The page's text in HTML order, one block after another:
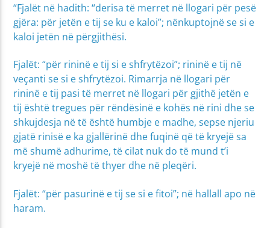
“Fjalët në hadith: “derisa të merret në llogari për pesë
gjëra: për jetën e tij se ku e kaloi”; nënkuptojnë se si e
kaloi jetën në përgjithësi.
Fjalët: “për rininë e tij si e shfrytëzoi”; rininë e tij në
veçanti se si e shfrytëzoi. Rimarrja në llogari për
rininë e tij pasi të merret në llogari për gjithë jetën e
tij është tregues për rëndësinë e kohës në rini dhe se
shkujdesja në të është humbje e madhe, sepse njeriu
gjatë rinisë e ka gjallërinë dhe fuqinë që të kryejë sa
më shumë adhurime, të cilat nuk do të mund t’i
kryejë në moshë të thyer dhe në pleqëri.
Fjalët: “për pasurinë e tij se si e fitoi”; në hallall apo në
haram.